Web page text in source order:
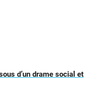
d’un drame social et